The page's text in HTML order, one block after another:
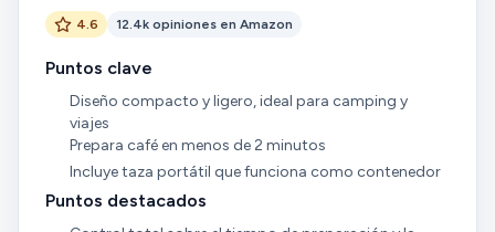
4.6 12.4k opiniones en Amazon
Puntos clave
Diseño compacto y ligero, ideal para camping y
viajes
Prepara café en menos de 2 minutos
Incluye taza portátil que funciona como contenedor
Puntos destacados